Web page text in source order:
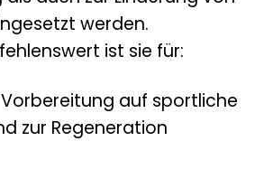
werden.
ist sie für:
auf sportliche
zur Regeneration